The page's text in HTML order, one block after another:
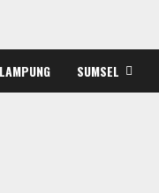
LAMPUNG SUMSEL